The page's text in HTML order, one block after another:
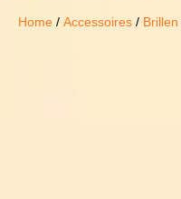
Home / Accessoires / Brillen